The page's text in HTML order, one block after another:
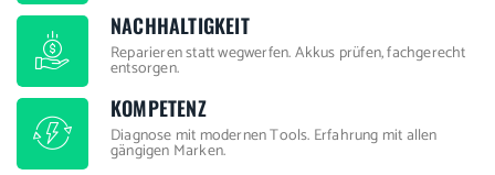
NACHHALTIGKEIT
Reparieren statt wegwerfen. Akkus prüfen, fachgerecht
entsorgen.
KOMPETENZ
Diagnose mit modernen Tools. Erfahrung mit allen
gängigen Marken.